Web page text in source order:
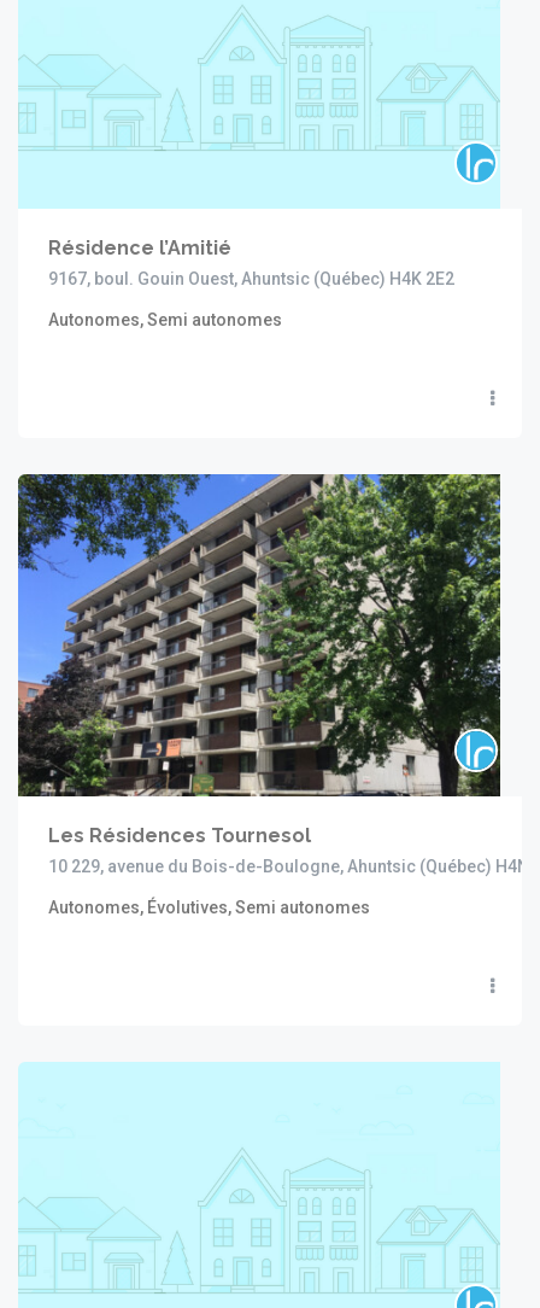
Résidence l’Amitié
9167, boul. Gouin Ouest, Ahuntsic (Québec) H4K 2E2
Autonomes, Semi autonomes
Les Résidences Tournesol
10 229, avenue du Bois-de-Boulogne, Ahuntsic (Québec) H4N
Autonomes, Évolutives, Semi autonomes